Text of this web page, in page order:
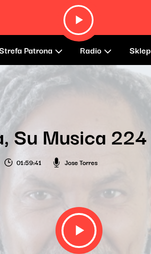
Patrona Radio Sklep
Su Musica 224
01:59:41 Jose Torres